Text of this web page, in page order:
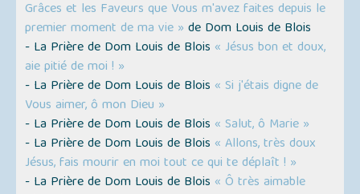
Grâces et les Faveurs que Vous m'avez faites depuis le
premier moment de ma vie » de Dom Louis de Blois
- La Prière de Dom Louis de Blois « Jésus bon et doux,
aie pitié de moi ! »
- La Prière de Dom Louis de Blois « Si j'étais digne de
Vous aimer, ô mon Dieu »
- La Prière de Dom Louis de Blois « Salut, ô Marie »
- La Prière de Dom Louis de Blois « Allons, très doux
Jésus, fais mourir en moi tout ce qui te déplaît ! »
- La Prière de Dom Louis de Blois « Ô très aimable